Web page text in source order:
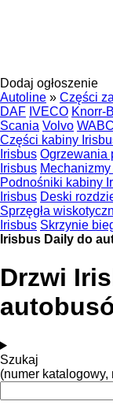
Dodaj ogłoszenie
Autoline » Części
DAF IVECO Knorr-
Scania Volvo
Części kabiny
Irisbus Ogrzewania
Irisbus
Podnośniki kabiny
Irisbus Deski
Sprzęgła
Irisbus Skrzynie
Irisbus Daily do
Drzwi
Szukaj
(numer